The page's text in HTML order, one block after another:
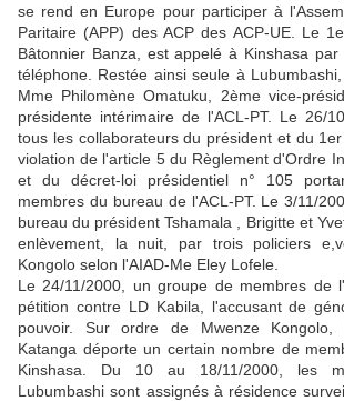
se rend en Europe pour participer à
Paritaire (APP) des ACP des ACP-UE. Le
Bâtonnier Banza, est appelé à Kinshasa
téléphone. Restée ainsi seule à
Mme Philomène Omatuku, 2ème vice-
présidente intérimaire de l'ACL-PT. Le 26/
tous les collaborateurs du président et du
violation de l'article 5 du Règlement d'Ordre
et du décret-loi présidentiel n° 105
membres du bureau de l'ACL-PT. Le 3/11/
bureau du président Tshamala , Brigitte et
enlèvement, la nuit, par trois policiers
Kongolo selon l'AIAD-Me Eley Lofele.
Le 24/11/2000, un groupe de membres de
pétition contre LD Kabila, l'accusant de
pouvoir. Sur ordre de Mwenze Kongolo,
Katanga déporte un certain nombre de
Kinshasa. Du 10 au 18/11/2000, les
Lubumbashi sont assignés à résidence